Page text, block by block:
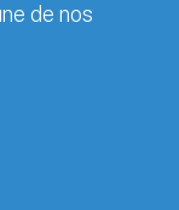
de nos